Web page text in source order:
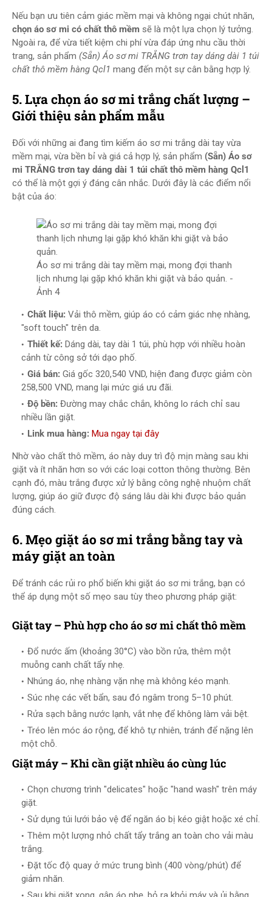
Nếu bạn ưu tiên cảm giác mềm mại và không ngại chút nhăn,
chọn áo sơ mi có chất thô mềm sẽ là một lựa chọn lý tưởng.
Ngoài ra, để vừa tiết kiệm chi phí vừa đáp ứng nhu cầu thời
trang, sản phẩm (Sẵn) Áo sơ mi TRẮNG trơn tay dáng dài 1 túi
chất thô mềm hàng Qcl1 mang đến một sự cân bằng hợp lý.
5. Lựa chọn áo sơ mi trắng chất lượng –
Giới thiệu sản phẩm mẫu
Đối với những ai đang tìm kiếm áo sơ mi trắng dài tay vừa
mềm mại, vừa bền bỉ và giá cả hợp lý, sản phẩm (Sẵn) Áo sơ
mi TRẮNG trơn tay dáng dài 1 túi chất thô mềm hàng Qcl1
có thể là một gợi ý đáng cân nhắc. Dưới đây là các điểm nổi
bật của áo:
Áo sơ mi trắng dài tay mềm mại, mong đợi thanh
lịch nhưng lại gặp khó khăn khi giặt và bảo quản. -
Ảnh 4
Chất liệu: Vải thô mềm, giúp áo có cảm giác nhẹ nhàng,
"soft touch" trên da.
Thiết kế: Dáng dài, tay dài 1 túi, phù hợp với nhiều hoàn
cảnh từ công sở tới dạo phố.
Giá bán: Giá gốc 320,540 VND, hiện đang được giảm còn
258,500 VND, mang lại mức giá ưu đãi.
Độ bền: Đường may chắc chắn, không lo rách chỉ sau
nhiều lần giặt.
Link mua hàng: Mua ngay tại đây
Nhờ vào chất thô mềm, áo này duy trì độ mịn màng sau khi
giặt và ít nhăn hơn so với các loại cotton thông thường. Bên
cạnh đó, màu trắng được xử lý bằng công nghệ nhuộm chất
lượng, giúp áo giữ được độ sáng lâu dài khi được bảo quản
đúng cách.
6. Mẹo giặt áo sơ mi trắng bằng tay và
máy giặt an toàn
Để tránh các rủi ro phổ biến khi giặt áo sơ mi trắng, bạn có
thể áp dụng một số mẹo sau tùy theo phương pháp giặt:
Giặt tay – Phù hợp cho áo sơ mi chất thô mềm
Đổ nước ấm (khoảng 30°C) vào bồn rửa, thêm một
muỗng canh chất tẩy nhẹ.
Nhúng áo, nhẹ nhàng vặn nhẹ mà không kéo mạnh.
Súc nhẹ các vết bẩn, sau đó ngâm trong 5–10 phút.
Rửa sạch bằng nước lạnh, vắt nhẹ để không làm vải bệt.
Tréo lên móc áo rộng, để khô tự nhiên, tránh để nặng lên
một chỗ.
Giặt máy – Khi cần giặt nhiều áo cùng lúc
Chọn chương trình "delicates" hoặc "hand wash" trên máy
giặt.
Sử dụng túi lưới bảo vệ để ngăn áo bị kéo giật hoặc xé chỉ.
Thêm một lượng nhỏ chất tẩy trắng an toàn cho vải màu
trắng.
Đặt tốc độ quay ở mức trung bình (400 vòng/phút) để
giảm nhăn.